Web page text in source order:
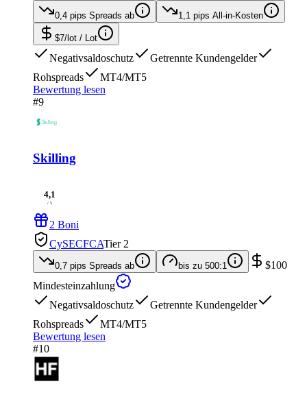
0,4 pips Spreads ab 1,1 pips All-in-Kosten
$7/lot / Lot
Negativsaldoschutz
Getrennte Kundengelder
Rohspreads
MT4/MT5
Bewertung lesen
#9
Skilling
4,1
/ 5
2 Boni
CySECFCATier 2
0,7 pips Spreads ab bis zu 500:1
$100
Mindesteinzahlung
Negativsaldoschutz
Getrennte Kundengelder
Rohspreads
MT4/MT5
Bewertung lesen
#10